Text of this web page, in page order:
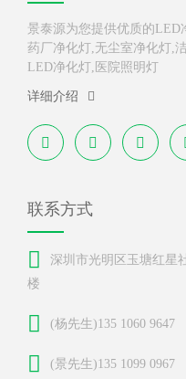
景泰源为您提供优质的LED
药厂净化灯,无尘室净化灯,
LED净化灯,医院照明灯
详细介绍
联系方式
深圳市光明区玉塘红星
楼
(杨先生)135 1060 9647
(景先生)135 1099 0967